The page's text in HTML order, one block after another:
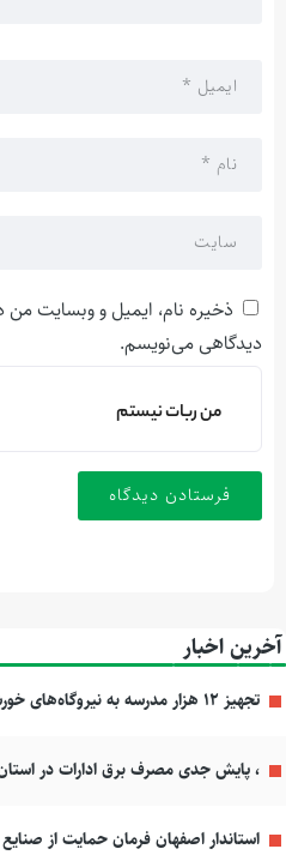
ذخیره نام، ایمیل و وبسایت من
دیدگاهی می‌نویسم.
من ربات نیستم
آخرین اخبار
تجهیز ۱۲ هزار مدرسه به نیروگاه‌های خورشیدی ۵ کیلوواتی تا پایان شهریور*
، پایش جدی مصرف برق ادارات در استان اصفهان؛ ۲۶۰
استاندار اصفهان فرمان حمایت از